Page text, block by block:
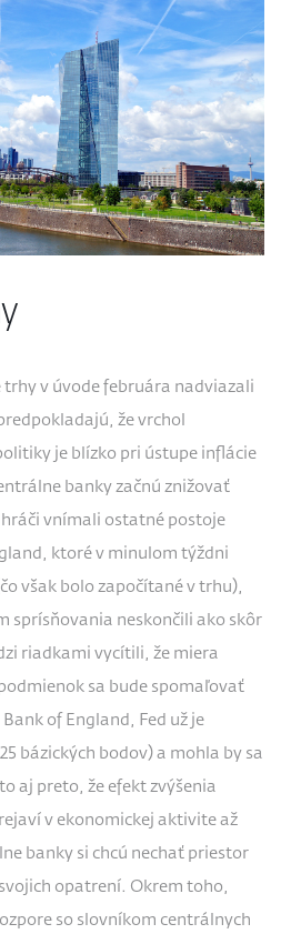
trhy v úvode februára nadviazali
že vrchol
je blízko pri ústupe inflácie
banky začnú znižovať
vnímali ostatné postoje
ktoré v minulom týždni
však bolo započítané v trhu),
sprísňovania neskončili ako skôr
riadkami vycítili, že miera
sa bude spomaľovať
of England, Fed už je
bázických bodov) a mohla by sa
aj preto, že efekt zvýšenia
v ekonomickej aktivite až
banky si chcú nechať priestor
opatrení. Okrem toho,
so slovníkom centrálnych